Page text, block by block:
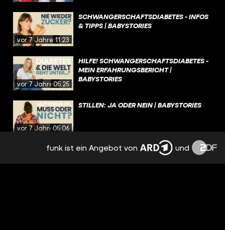
vor 7 Jahren11:23
SCHWANGERSCHAFTSDIABETES - INFOS
& TIPPS | BABYSTORIES
vor 7 Jahren05:25
HILFE! SCHWANGERSCHAFTSDIABETES -
MEIN ERFAHRUNGSBERICHT |
BABYSTORIES
vor 7 Jahren05:06
STILLEN: JA ODER NEIN | BABYSTORIES
ANSTILLEN - MEIN ERFAHRUNGSBERICHT
funk ist ein Angebot von und